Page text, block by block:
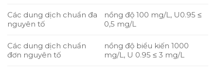
Các dung dịch chuẩn đa
nguyên tố
nồng độ 100 mg/L, U0.95 ≤
0,5 mg/L
Các dung dịch chuẩn
đơn nguyên tố
nồng độ biểu kiến 1000
mg/L, U 0.95 ≤ 3 mg/L